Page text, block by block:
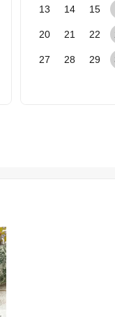
13 14 15
20 21 22
27 28 29